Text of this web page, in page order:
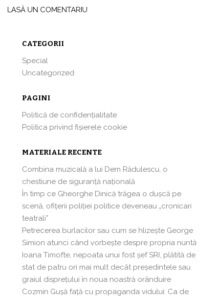
LASĂ UN COMENTARIU
CATEGORII
Special
Uncategorized
PAGINI
Politică de confidențialitate
Politica privind fișierele cookie
MATERIALE RECENTE
Combina muzicală a lui Dem Rădulescu, o
chestiune de siguranță națională
În timp ce Gheorghe Dinică trăgea o dușcă pe
scenă, ofițerii poliției politice deveneau „cronicari
teatrali”
Petrecerea burlacilor sau cum se hlizeşte George
Simion atunci când vorbeşte despre propria nuntă
Ioana Timofte, nepoata unui fost şef SRI, plătită de
stat de patru ori mai mult decât preşedintele sau
graiul disprețului în noua noastră orânduire
Cozmin Guşă faţă cu propaganda vidului: Ca de